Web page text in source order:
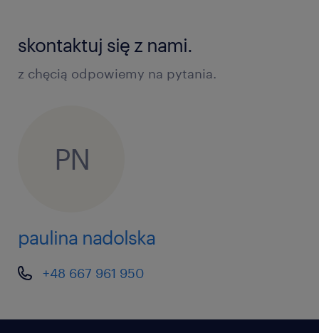
skontaktuj się z nami.
z chęcią odpowiemy na pytania.
PN
paulina nadolska
+48 667 961 950